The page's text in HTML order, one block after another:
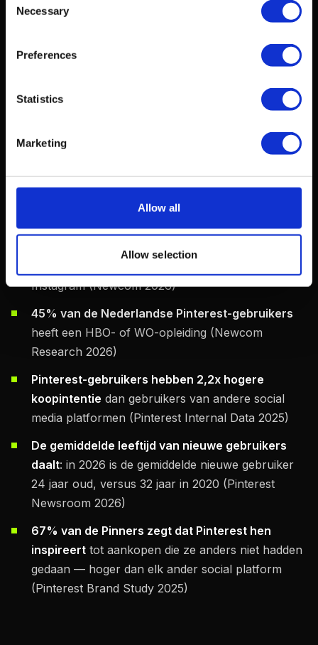
Selection
Necessary
Preferences
Statistics
Marketing
Allow all
Allow selection
Gen Z-gebruikers groeide met 30% jaar-op-jaar,
vormen (Pinterest Business 2026)
aandeel mannen steeg van 14% naar 17,2% in
twee jaar — een groei van 23% (Statista 2026)
76% van de Pinterest-gebruikers verdient meer
bovengemiddeld koopkrachtig publiek bereikt
(Pinterest Audience Insights 2026)
Nederlandse Pinners besteden gemiddeld 28
minuten per sessie
als ze actief zoeken en pinnen
Instagram (Newcom 2026)
45% van de Nederlandse Pinterest-gebruikers
heeft een HBO- of WO-opleiding (Newcom
Research 2026)
Pinterest-gebruikers hebben 2,2x hogere
koopintentie dan gebruikers van andere social
media platformen (Pinterest Internal Data 2025)
De gemiddelde leeftijd van nieuwe gebruikers
daalt: in 2026 is de gemiddelde nieuwe gebruiker
24 jaar oud, versus 32 jaar in 2020 (Pinterest
Newsroom 2026)
67% van de Pinners zegt dat Pinterest hen
inspireert tot aankopen die ze anders niet hadden
gedaan — hoger dan elk ander social platform
(Pinterest Brand Study 2025)